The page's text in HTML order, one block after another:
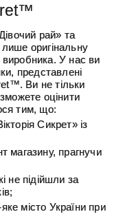
рай» та
оригінальну
виробника. У нас ви
представлені
Ви не тільки
оцінити
тим, що:
Сикрет» із
магазину, прагнучи
не підійшли за
місто України при